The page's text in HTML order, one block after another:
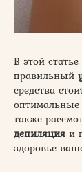
В этой
правильный
средства
также
депиляция и
здоровье